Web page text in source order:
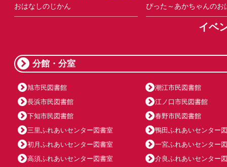
おはなしのじかん
ぴった～あかちゃんのお
イベ
分館・分室
旭市民図書館
潮江市民図書館
長浜市民図書館
江ノ口市民図書館
下知市民図書館
春野市民図書館
三里ふれあいセンター図書室
鴨田ふれあいセンター
初月ふれあいセンター図書室
一宮ふれあいセンター
高須ふれあいセンター図書室
介良ふれあいセンター